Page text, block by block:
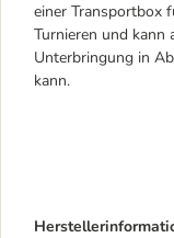
einer Transportbox
Turnieren und
Unterbringung in
kann.